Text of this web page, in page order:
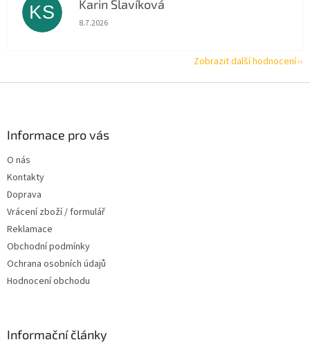
KS Karin Slavíková
Hodnocení obchodu je 5 z 5 hvězdiček.
8.7.2026
Zobrazit další hodnocení
Informace pro vás
O nás
Kontakty
Doprava
Vrácení zboží / formulář
Reklamace
Obchodní podmínky
Ochrana osobních údajů
Hodnocení obchodu
Informační články